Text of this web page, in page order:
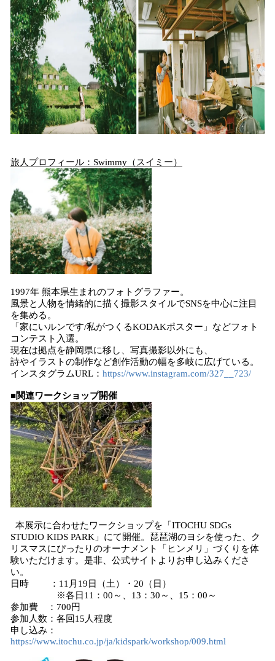
旅人プロフィール：Swimmy（スイミー）
1997年 熊本県生まれのフォトグラファー。
風景と人物を情緒的に描く撮影スタイルでSNSを中心に注目
を集める。
「家にいルンです/私がつくるKODAKポスター」などフォト
コンテスト入選。
現在は拠点を静岡県に移し、写真撮影以外にも、
詩やイラストの制作など創作活動の幅を多岐に広げている。
インスタグラムURL： https://www.instagram.com/327__723/
■関連ワークショップ開催
本展示に合わせたワークショップを「ITOCHU SDGs
STUDIO KIDS PARK」にて開催。琵琶湖のヨシを使った、ク
リスマスにぴったりのオーナメント「ヒンメリ」づくりを体
験いただけます。是非、公式サイトよりお申し込みくださ
い。
日時 ：11月19日（土）・20（日）
※各日11：00～、13：30～、15：00～
参加費 ：700円
参加人数：各回15人程度
申し込み：
https://www.itochu.co.jp/ja/kidspark/workshop/009.html